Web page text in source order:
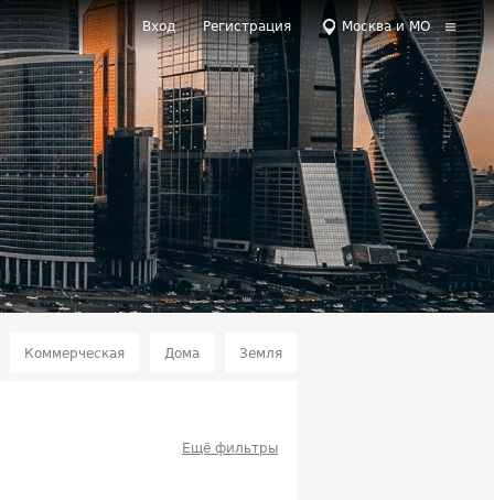
Вход Регистрация Москва и МО
Коммерческая Дома Земля
Ещё фильтры